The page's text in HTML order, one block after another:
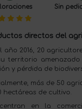
Sin
directos del
año 2016, 20
territorio
y pérdida de
más de 50
hectáreas de cultivo.
en la